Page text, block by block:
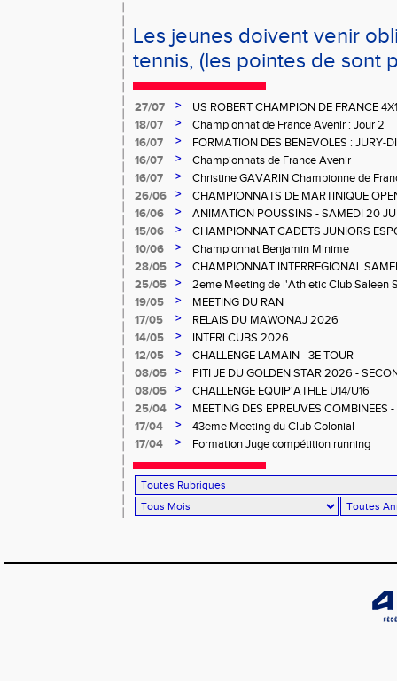
Les jeunes doivent venir
tennis, (les pointes de sont
27/07 >
US ROBERT CHAMPION DE FRANCE
18/07
>
Championnat de France Avenir : Jour 2
16/07
>
FORMATION DES BENEVOLES : JURY-
16/07
>
Championnats de France Avenir
16/07
>
Christine GAVARIN Championne de
26/06
>
CHAMPIONNATS DE MARTINIQUE
16/06
>
ANIMATION POUSSINS - SAMEDI 20
15/06
>
CHAMPIONNAT CADETS JUNIORS
10/06
>
Championnat Benjamin Minime
28/05
>
CHAMPIONNAT INTERREGIONAL
Gosier
25/05 >
2eme Meeting de l'Athletic Club Saleen
19/05
>
MEETING DU RAN
17/05
>
RELAIS DU MAWONAJ 2026
14/05
>
INTERLCUBS 2026
12/05
>
CHALLENGE LAMAIN - 3E TOUR
08/05
>
PITI JE DU GOLDEN STAR 2026 -
08/05
>
CHALLENGE EQUIP'ATHLE U14/U16
25/04
>
MEETING DES EPREUVES
Salée
17/04 >
43eme Meeting du Club Colonial
17/04
> Formation Juge compétition running